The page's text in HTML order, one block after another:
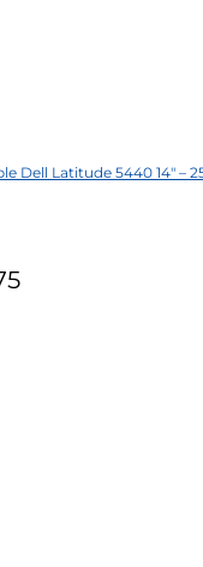
Dell Latitude 5440 14″ –